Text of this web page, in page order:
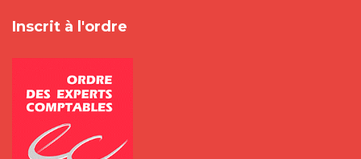
Inscrit à l'ordre